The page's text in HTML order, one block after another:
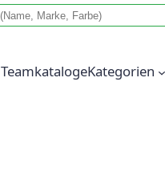
TeamkatalogeKategorien